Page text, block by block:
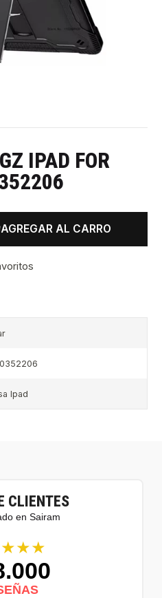
IPAD FOR
AGREGAR AL CARRO
Ipad
CLIENTES
en Sairam